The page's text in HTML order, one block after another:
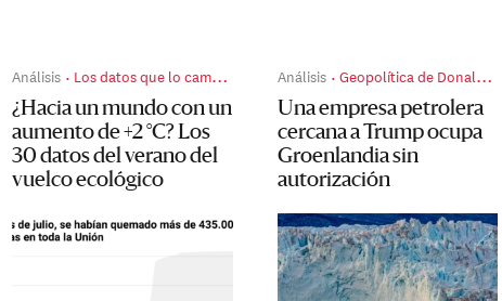
Análisis Los datos que lo cambian todo
¿Hacia un mundo con un
aumento de +2 °C? Los
30 datos del verano del
vuelco ecológico
Análisis Geopolítica de Donald Trump
Una empresa petrolera
cercana a Trump ocupa
Groenlandia sin
autorización